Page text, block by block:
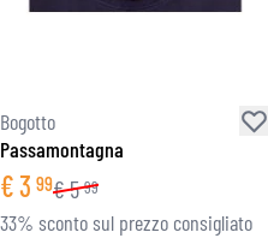
Bogotto
Passamontagna
€3 99€5 99
33% sconto sul prezzo consigliato